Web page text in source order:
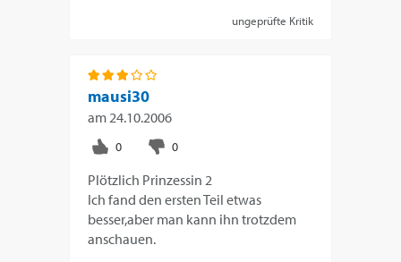
ungeprüfte Kritik
mausi30
am24.10.2006
Plötzlich Prinzessin 2
Ich fand den ersten Teil etwas
besser,aber man kann ihn trotzdem
anschauen.